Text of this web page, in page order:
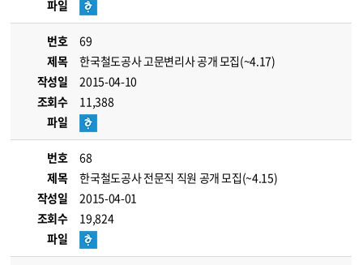
파일
번호
69
제목
한국철도공사 고문변리사 공개 모집(~4.17)
작성일
2015-04-10
조회수
11,388
파일
번호
68
제목
한국철도공사 전문직 직원 공개 모집(~4.15)
작성일
2015-04-01
조회수
19,824
파일